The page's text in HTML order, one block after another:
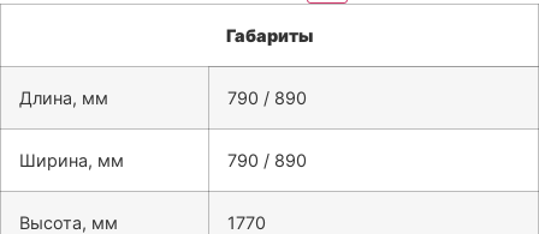
Габариты
Длина, мм 790 / 890
Ширина, мм 790 / 890
Высота, мм 1770